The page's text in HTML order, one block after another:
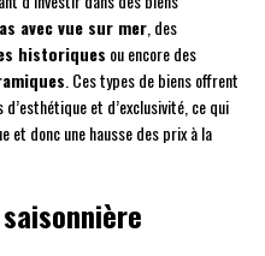
avec vue sur mer , des
historiques ou encore des
. Ces types de biens offrent
et d’exclusivité, ce qui
et donc une hausse des prix à la